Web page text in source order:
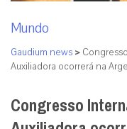
Mundo
Gaudium news >
Auxiliadora ocorrerá na
Congresso